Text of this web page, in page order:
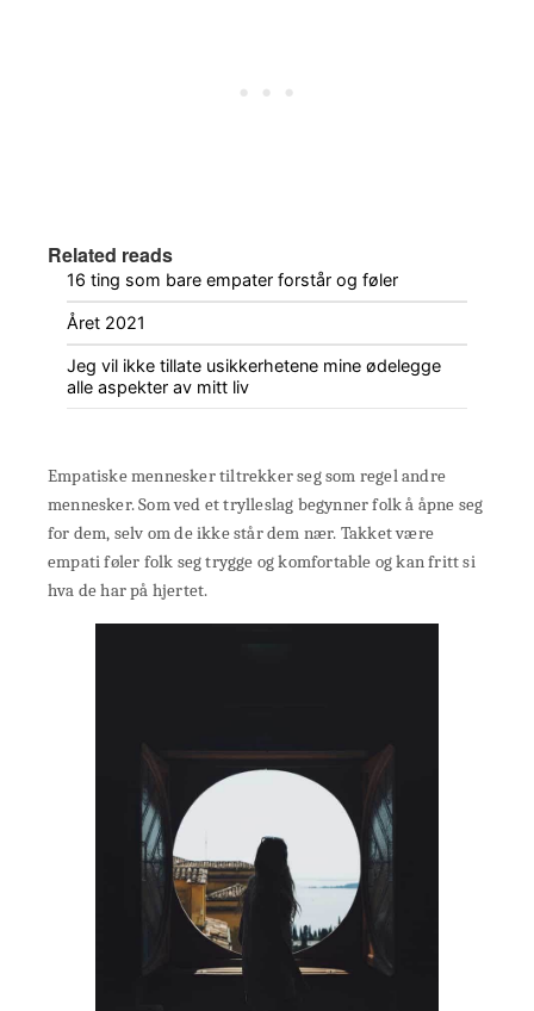
Related reads
16 ting som bare empater forstår og føler
Året 2021
Jeg vil ikke tillate usikkerhetene mine ødelegge
alle aspekter av mitt liv
Empatiske mennesker tiltrekker seg som regel andre
mennesker. Som ved et trylleslag begynner folk å åpne seg
for dem, selv om de ikke står dem nær. Takket være
empati føler folk seg trygge og komfortable og kan fritt si
hva de har på hjertet.